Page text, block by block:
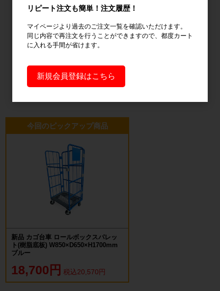
輸送用緩衝材 安全設備
オフィス用
品・衛生用品
今回のピックアップ商品
新品 カゴ台車 ロールボックスパレッ
ト(樹脂底板) W850×D650×H1700mm
ブルー
18,700円 税込20,570円
リピート注文も簡単！注文履歴！
マイページより過去のご注文一覧を確認いただけます。
同じ内容で再注文を行うことができますので、都度カート
に入れる手間が省けます。
新規会員登録はこちら